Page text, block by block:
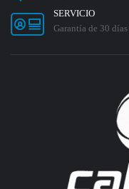
SERVICIO
Garantía de 30